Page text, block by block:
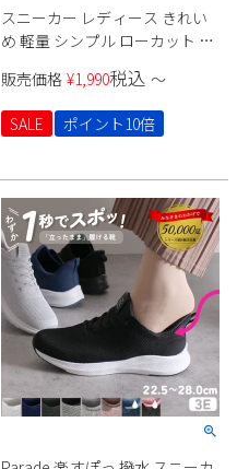
スニーカー レディース きれい
め 軽量 シンプル ローカット レ
ョン性 2345 Parade
販売価格 ¥1,990税込 〜
SALE ポイント10倍